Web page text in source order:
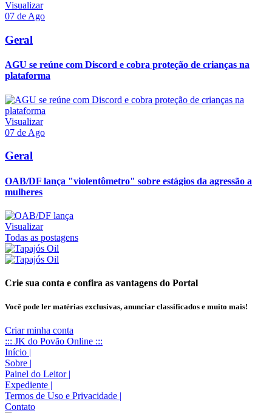
Visualizar
07 de Ago
Geral
AGU se reúne com Discord e cobra proteção de crianças na
plataforma
Visualizar
07 de Ago
Geral
OAB/DF lança "violentômetro" sobre estágios da agressão a
mulheres
Visualizar
Todas as postagens
Crie sua conta e confira as vantagens do Portal
Você pode ler matérias exclusivas, anunciar classificados e muito mais!
Criar minha conta
::: JK do Povão Online :::
Início |
Sobre |
Painel do Leitor |
Expediente |
Termos de Uso e Privacidade |
Contato